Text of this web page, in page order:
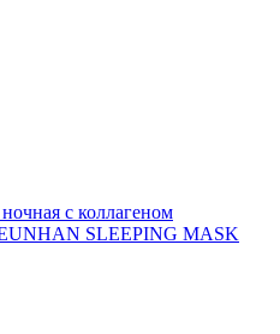
с коллагеном
SLEEPING MASK